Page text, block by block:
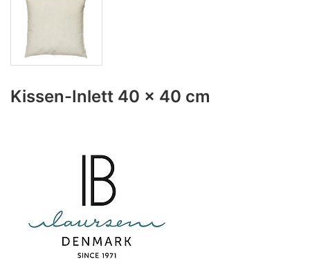
Kissen-Inlett 40 x 40 cm